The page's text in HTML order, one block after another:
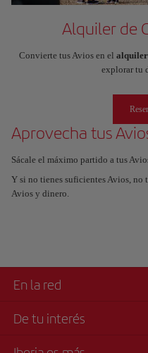
Alquiler de
Convierte tus Avios en el alquiler
explorar tu
Aprovecha tus
Sácale el máximo partido a tus
Y si no tienes suficientes Avios, no
Avios y dinero.
En la red
De tu interés